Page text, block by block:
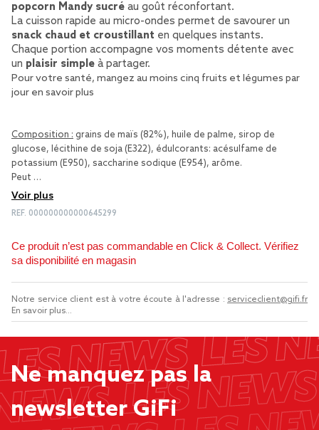
popcorn Mandy sucré au goût réconfortant.
La cuisson rapide au micro-ondes permet de savourer un
snack chaud et croustillant en quelques instants.
Chaque portion accompagne vos moments détente avec
un plaisir simple à partager.
Pour votre santé, mangez au moins cinq fruits et légumes par
jour en savoir plus
Composition : grains de maïs (82%), huile de palme, sirop de
glucose, lécithine de soja (E322), édulcorants: acésulfame de
potassium (E950), saccharine sodique (E954), arôme.
Peut …
Voir plus
REF. 000000000000645299
Ce produit n’est pas commandable en Click & Collect. Vérifiez
sa disponibilité en magasin
Notre service client est à votre écoute à l'adresse : serviceclient@gifi.fr
En savoir plus...
Ne manquez pas la
newsletter GiFi